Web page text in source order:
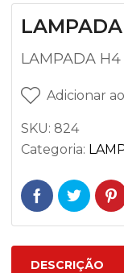
LAMPADA
Adicionar
SKU: 824
Categoria:
DESCRIÇÃO